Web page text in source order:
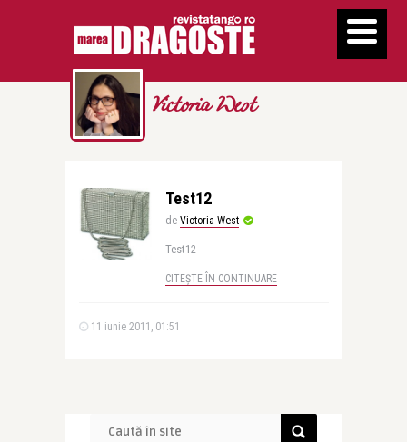
Victoria West
Test12
de Victoria West
Test12
CITEȘTE ÎN CONTINUARE
11 iunie 2011, 01:51